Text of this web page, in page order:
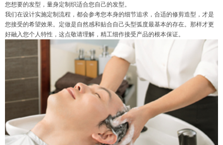
您想要的发型，量身定制织适合您自己的发型。
我们在设计实施定制流程，都会参考您本身的细节追求，合适的修剪造型，才是
您接受的希望效果。定做是自然感和贴合自己头型弧度最基本的存在。那样才更
好融入您个人特性，这点敬请理解，精工细作接受产品的根本保证。